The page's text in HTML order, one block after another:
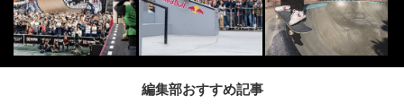
編集部おすすめ記事